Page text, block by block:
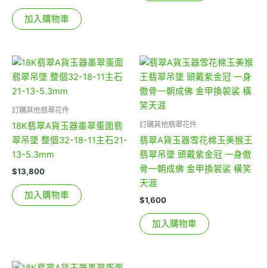
加入購物車
訂購其他翡翠花件
18K翡翠A貨玉器墨翠蛋面翡
翠吊墜 整個32-18-11主石21-
13-5.3mm
$13,800
加入購物車
訂購其他翡翠花件
翡翠A貨玉器雪花棉玉美猴王
翡翠吊墜 頭戴紫金冠 一身傲
骨一朝成佛 金甲換袈裟 橫笑
天涯
$1,600
加入購物車